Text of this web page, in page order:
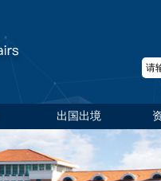
出国出境